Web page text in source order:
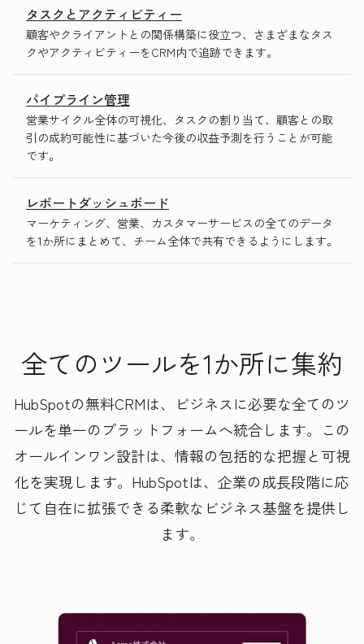
タスクとアクティビティー
顧客やクライアントとの関係構築に役立つ、さまざまなタス
クやアクティビティーをCRM内で追跡できます。
パイプライン管理
営業サイクル全体の可視化、タスクの割り当て、顧客との取
引の成約可能性に基づいた今後の収益予測を行うことが可能
です。
レポートダッシュボード
マーケティング、営業、カスタマーサービスの全てのデータ
を1か所にまとめて、チーム全体で共有できるようにします。
全てのツールを1か所に集約
HubSpotの無料CRMは、ビジネスに必要な全てのツ
ールを単一のプラットフォームへ統合します。この
オールインワン設計は、情報の包括的な把握と可視
化を実現します。HubSpotは、企業の成長段階に応
じて自在に拡張できる柔軟なビジネス基盤を提供し
ます。